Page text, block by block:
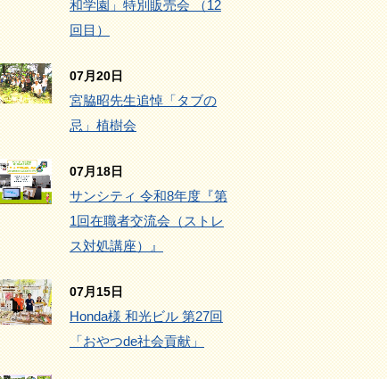
和学園」特別販売会 （12
回目）
07月20日
宮脇昭先生追悼「タブの
忌」植樹会
07月18日
サンシティ 令和8年度『第
1回在職者交流会（ストレ
ス対処講座）』
07月15日
Honda様 和光ビル 第27回
「おやつde社会貢献」